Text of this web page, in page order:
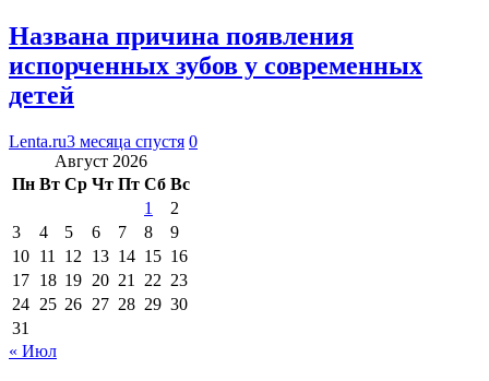
Названа причина появления
испорченных зубов у современных
детей
Lenta.ru3 месяца спустя 0
Август 2026
Пн Вт Ср Чт Пт Сб Вс
1
2
3
4 5 6 7 8
9
10 11 12 13 14 15 16
17 18 19 20 21 22 23
24 25 26 27 28 29 30
31
« Июл